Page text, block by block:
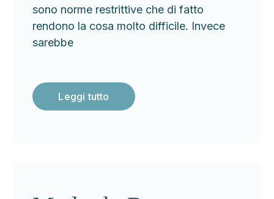
sono norme restrittive che di fatto
rendono la cosa molto difficile. Invece
sarebbe
Leggi tutto